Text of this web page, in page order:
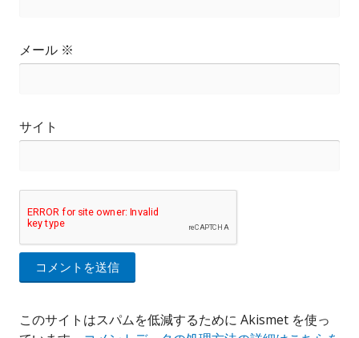
メール ※
サイト
このサイトはスパムを低減するために Akismet を使っ